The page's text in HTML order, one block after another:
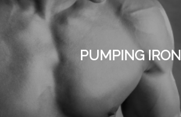
PUMPING IRON